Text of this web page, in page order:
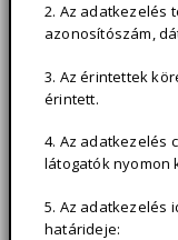
2. Az adatkezelés
azonosítószám,
3. Az érintettek
érintett.
4. Az adatkezelés
látogatók nyomon
5. Az adatkezelés
határideje: